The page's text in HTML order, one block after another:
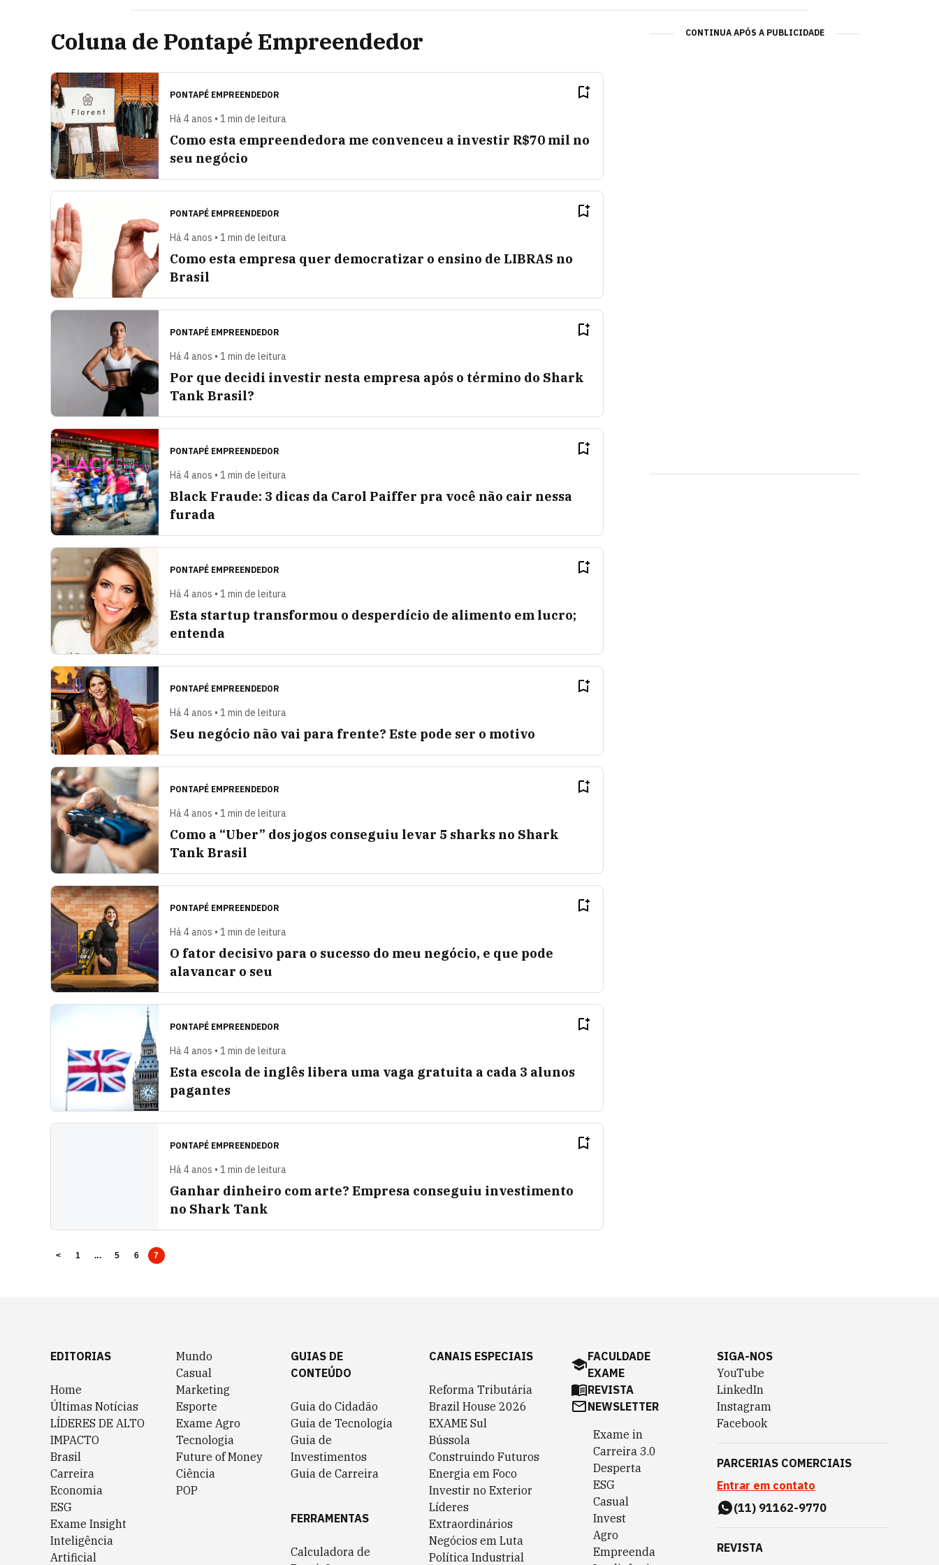
Coluna de Pontapé Empreendedor
PONTAPÉ EMPREENDEDOR
Há 4 anos • 1 min de leitura
Como esta empreendedora me convenceu a investir R$70 mil no
seu negócio
PONTAPÉ EMPREENDEDOR
Há 4 anos • 1 min de leitura
Como esta empresa quer democratizar o ensino de LIBRAS no
Brasil
PONTAPÉ EMPREENDEDOR
Há 4 anos • 1 min de leitura
Por que decidi investir nesta empresa após o término do Shark
Tank Brasil?
PONTAPÉ EMPREENDEDOR
Há 4 anos • 1 min de leitura
Black Fraude: 3 dicas da Carol Paiffer pra você não cair nessa
furada
PONTAPÉ EMPREENDEDOR
Há 4 anos • 1 min de leitura
Esta startup transformou o desperdício de alimento em lucro;
entenda
PONTAPÉ EMPREENDEDOR
Há 4 anos • 1 min de leitura
Seu negócio não vai para frente? Este pode ser o motivo
PONTAPÉ EMPREENDEDOR
Há 4 anos • 1 min de leitura
Como a “Uber” dos jogos conseguiu levar 5 sharks no Shark
Tank Brasil
PONTAPÉ EMPREENDEDOR
Há 4 anos • 1 min de leitura
O fator decisivo para o sucesso do meu negócio, e que pode
alavancar o seu
PONTAPÉ EMPREENDEDOR
Há 4 anos • 1 min de leitura
Esta escola de inglês libera uma vaga gratuita a cada 3 alunos
pagantes
PONTAPÉ EMPREENDEDOR
Há 4 anos • 1 min de leitura
Ganhar dinheiro com arte? Empresa conseguiu investimento
no Shark Tank
CONTINUA APÓS A PUBLICIDADE
< 1 ... 5 6 7
EDITORIAS
Home
Últimas Notícias
LÍDERES DE ALTO
IMPACTO
Brasil
Carreira
Economia
ESG
Exame Insight
Inteligência
Artificial
Mundo
Casual
Marketing
Esporte
Exame Agro
Tecnologia
Future of Money
Ciência
POP
GUIAS DE
CONTEÚDO
Guia do Cidadão
Guia de Tecnologia
Guia de
Investimentos
Guia de Carreira
FERRAMENTAS
Calculadora de
CANAIS ESPECIAIS
Reforma Tributária
Brazil House 2026
EXAME Sul
Bússola
Construindo Futuros
Energia em Foco
Investir no Exterior
Líderes
Extraordinários
Negócios em Luta
Política Industrial
FACULDADE
EXAME
REVISTA
NEWSLETTER
Exame in
Carreira 3.0
Desperta
ESG
Casual
Invest
Agro
Empreenda
SIGA-NOS
YouTube
LinkedIn
Instagram
Facebook
PARCERIAS COMERCIAIS
Entrar em contato
(11) 91162-9770
REVISTA